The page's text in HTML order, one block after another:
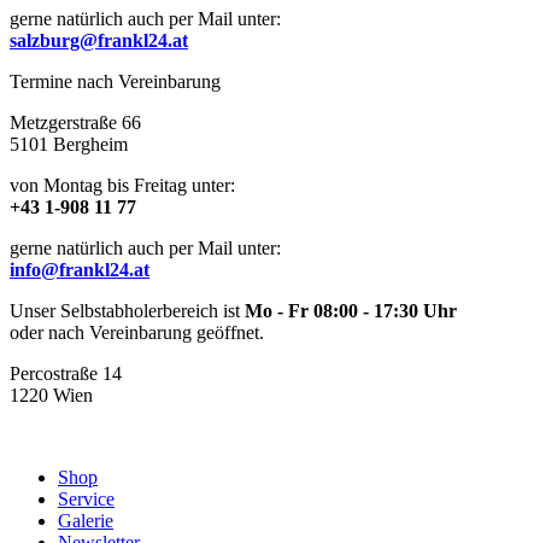
gerne natürlich auch per Mail unter:
salzburg@frankl24.at
Termine nach Vereinbarung
Metzgerstraße 66
5101 Bergheim
von Montag bis Freitag unter:
+43 1-908 11 77
gerne natürlich auch per Mail unter:
info@frankl24.at
Unser Selbstabholerbereich istMo - Fr 08:00 - 17:30 Uhr
oder nach Vereinbarung geöffnet.
Percostraße 14
1220 Wien
Shop
Service
Galerie